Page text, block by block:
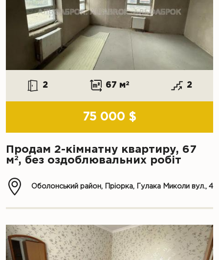
2 67 м2 2
75 000 $
Продам 2-кімнатну квартиру, 67
м2, без оздоблювальних робіт
Оболонський район, Пріорка, Гулака Миколи вул., 4